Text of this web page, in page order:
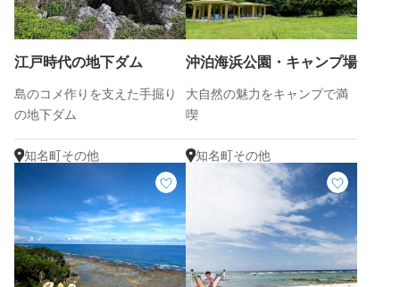
江戸時代の地下ダム
島のコメ作りを支えた手掘り
の地下ダム
知名町その他
沖泊海浜公園・キャンプ場
大自然の魅力をキャンプで満
喫
知名町その他